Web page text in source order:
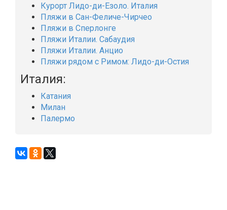
Курорт Лидо-ди-Езоло. Италия
Пляжи в Сан-Феличе-Чирчео
Пляжи в Сперлонге
Пляжи Италии. Сабаудия
Пляжи Италии. Анцио
Пляжи рядом с Римом: Лидо-ди-Остия
Италия:
Катания
Милан
Палермо